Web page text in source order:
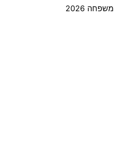
2026